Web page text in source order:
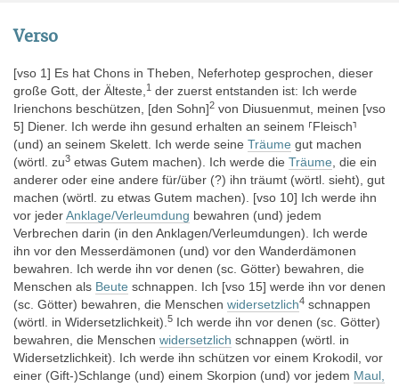
CMA 14.723; CMA 1914.723
Aufbewahrungsort
Nordamerika » U.S.A. » (Städte Ci-K) » Cleveland (OH) » The
Cleveland Museum of Art
Inventarnummer: 14.723
Digitaler Katalog
http://www.clevelandart.org/art/
Erwerbsgeschichte
Der Papyrus wurde am 31. März 1913 in Luxor bei dem
Antikenhändel Joseph Hassan Ahmed von Lucy Olcott Perkins
gekauft und dem Museum 1914 durch den John Huntington Art
Verso
[vso 1] Es hat Chons in Theben, Neferhotep gesprochen, dieser
große Gott, der Älteste, 1 der zuerst entstanden ist: Ich werde
Irienchons beschützen, [den Sohn]2 von Diusuenmut, meinen [vso
5] Diener. Ich werde ihn gesund erhalten an seinem ⸢Fleisch⸣
(und) an seinem Skelett. Ich werde seine Träume gut machen
(wörtl. zu3 etwas Gutem machen). Ich werde die Träume , die ein
anderer oder eine andere für/über (?) ihn träumt (wörtl. sieht), gut
machen (wörtl. zu etwas Gutem machen). [vso 10] Ich werde ihn
vor jederAnklage/Verleumdung bewahren (und) jedem
Verbrechen darin (in den Anklagen/Verleumdungen). Ich werde
ihn vor den Messerdämonen (und) vor den Wanderdämonen
bewahren. Ich werde ihn vor denen (sc. Götter) bewahren, die
Menschen als Beute schnappen. Ich [vso 15] werde ihn vor denen
(sc. Götter) bewahren, die Menschen widersetzlich4 schnappen
(wörtl. in Widersetzlichkeit). 5 Ich werde ihn vor denen (sc. Götter)
bewahren, die Menschen widersetzlich schnappen (wörtl. in
Widersetzlichkeit). Ich werde ihn schützen vor einem Krokodil, vor
einer (Gift-)Schlange (und) einem Skorpion (und) vor jedem Maul,